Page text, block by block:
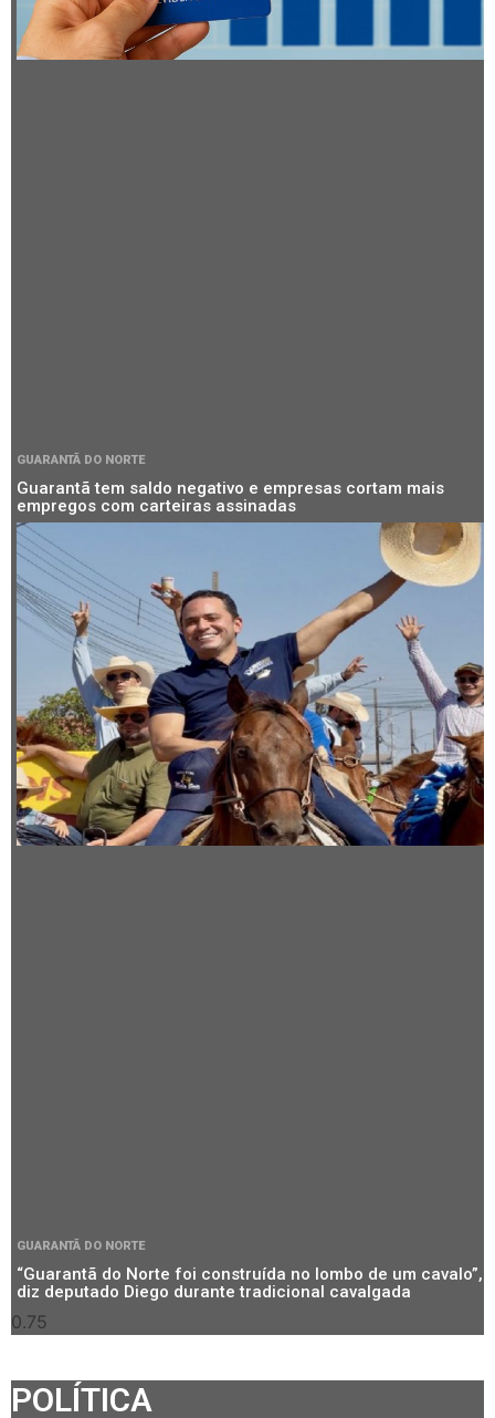
GUARANTÃ DO NORTE
Guarantã tem saldo negativo e empresas cortam mais
empregos com carteiras assinadas
GUARANTÃ DO NORTE
“Guarantã do Norte foi construída no lombo de um cavalo”,
diz deputado Diego durante tradicional cavalgada
POLÍTICA